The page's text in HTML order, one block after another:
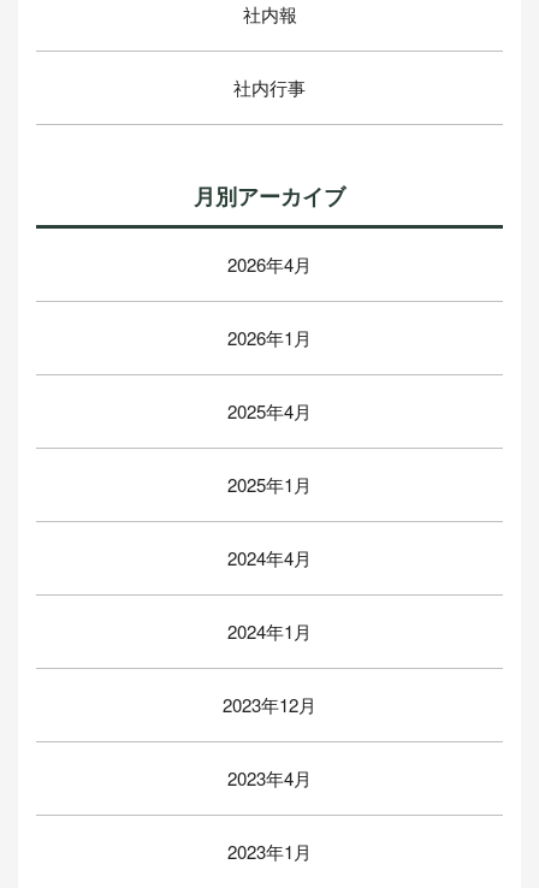
社内報
社内行事
月別アーカイブ
2026年4月
2026年1月
2025年4月
2025年1月
2024年4月
2024年1月
2023年12月
2023年4月
2023年1月